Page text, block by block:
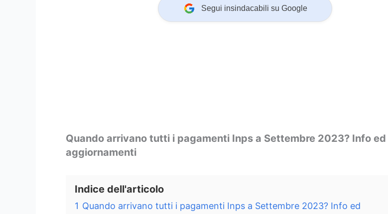
Segui insindacabili su Google
Quando arrivano tutti i pagamenti Inps a Settembre 2023? Info ed
aggiornamenti
Indice dell'articolo
1 Quando arrivano tutti i pagamenti Inps a Settembre 2023? Info ed